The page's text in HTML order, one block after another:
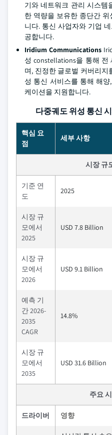
기와 네트워크 관리 시스템
한 역량을 보유한 종단간
니다. 통신 사업자와 기업
공합니다.
Iridium Communications
성 constellations을 통해
며, 진정한 글로벌 커버리지
성 통신 서비스를 통해 해
케이션을 지원합니다.
다중궤도 위성 통신
핵심 요
점
세부 사항
시장 규
기준 연
도
2025
시장 규
모에서
2025
USD 7.8 Billion
시장 규
모에서
2026
USD 9.1 Billion
예측 기
간 2026-
2035
CAGR
14.8%
시장 규
모에서
2035
USD 31.6 Billion
주요
드라이버 영향